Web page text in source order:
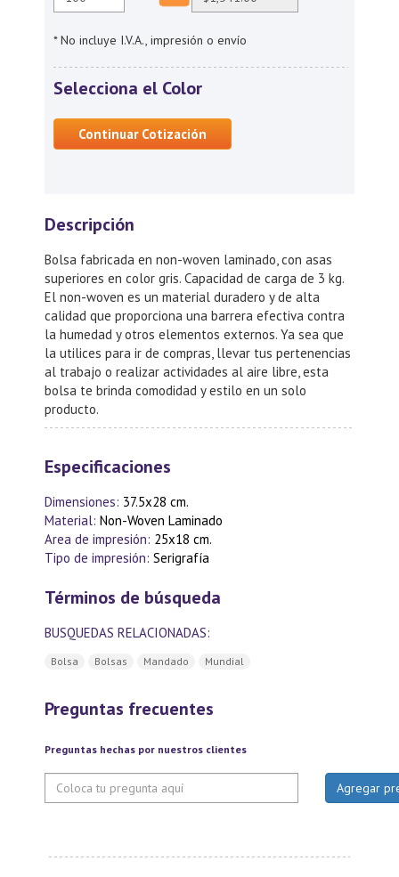
* No incluye I.V.A., impresión o envío
Selecciona el Color
Continuar Cotización
Descripción
Bolsa fabricada en non-woven laminado, con asas
superiores en color gris. Capacidad de carga de 3 kg.
El non-woven es un material duradero y de alta
calidad que proporciona una barrera efectiva contra
la humedad y otros elementos externos. Ya sea que
la utilices para ir de compras, llevar tus pertenencias
al trabajo o realizar actividades al aire libre, esta
bolsa te brinda comodidad y estilo en un solo
producto.
Especificaciones
Dimensiones: 37.5x28 cm.
Material: Non-Woven Laminado
Area de impresión: 25x18 cm.
Tipo de impresión: Serigrafía
Términos de búsqueda
BUSQUEDAS RELACIONADAS:
Bolsa Bolsas Mandado Mundial
Preguntas frecuentes
Preguntas hechas por nuestros clientes